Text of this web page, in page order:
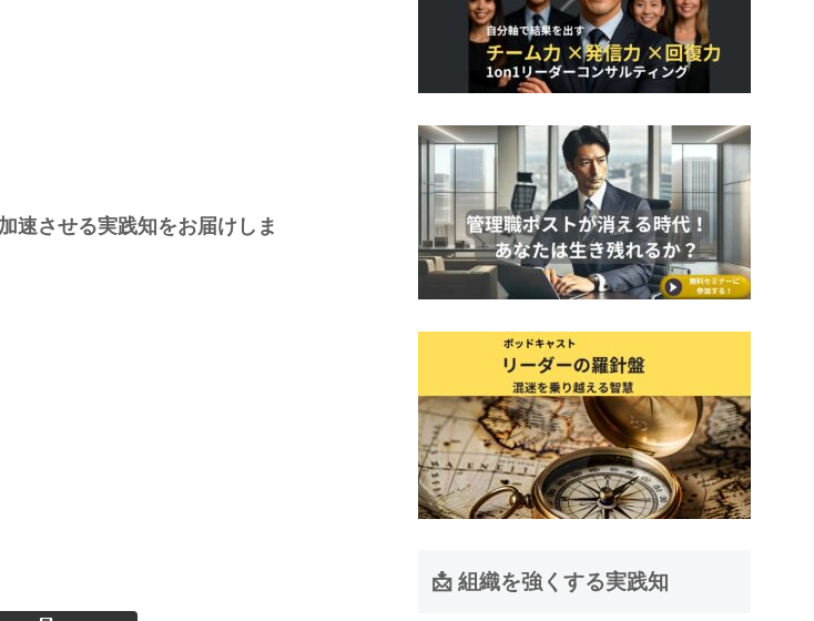
速させる実践知をお届けしま
📩 組織を強くする実践知